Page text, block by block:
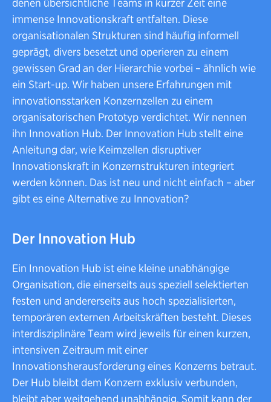
denen übersichtliche Teams in kurzer Zeit eine
immense Innovationskraft entfalten. Diese
organisationalen Strukturen sind häufig informell
geprägt, divers besetzt und operieren zu einem
gewissen Grad an der Hierarchie vorbei – ähnlich wie
ein Start-up. Wir haben unsere Erfahrungen mit
innovationsstarken Konzernzellen zu einem
organisatorischen Prototyp verdichtet. Wir nennen
ihn Innovation Hub. Der Innovation Hub stellt eine
Anleitung dar, wie Keimzellen disruptiver
Innovationskraft in Konzernstrukturen integriert
werden können. Das ist neu und nicht einfach – aber
gibt es eine Alternative zu Innovation?
Der Innovation Hub
Ein Innovation Hub ist eine kleine unabhängige
Organisation, die einerseits aus speziell selektierten
festen und andererseits aus hoch spezialisierten,
temporären externen Arbeitskräften besteht. Dieses
interdisziplinäre Team wird jeweils für einen kurzen,
intensiven Zeitraum mit einer
Innovationsherausforderung eines Konzerns betraut.
Der Hub bleibt dem Konzern exklusiv verbunden,
bleibt aber weitgehend unabhängig. Somit kann der